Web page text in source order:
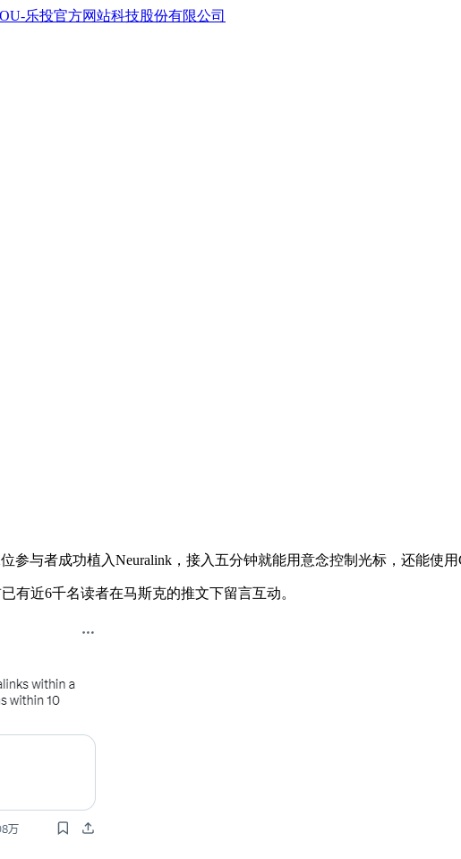
与者成功植入Neuralink，接入五分钟就能用意念控制光标，还能使用
近6千名读者在马斯克的推文下留言互动。